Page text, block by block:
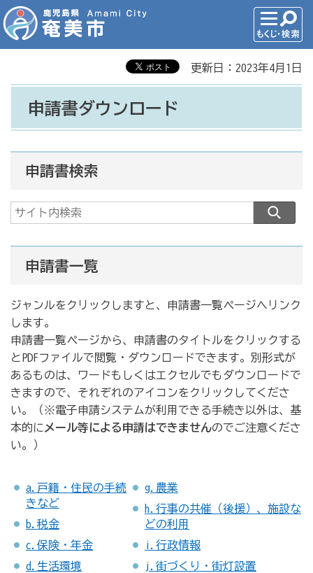
更新日：2023年4月1日
申請書ダウンロード
申請書検索
申請書一覧
ジャンルをクリックしますと、申請書一覧ページへリンク
します。
申請書一覧ページから、申請書のタイトルをクリックする
とPDFファイルで閲覧・ダウンロードできます。別形式が
あるものは、ワードもしくはエクセルでもダウンロードで
きますので、それぞれのアイコンをクリックしてくださ
い。（※電子申請システムが利用できる手続き以外は、基
本的に メール等による申請はできませんのでご注意くださ
い。）
a.戸籍・住民の手続
きなど
b.税金
c.保険・年金
d.生活環境
g.農業
h.行事の共催（後援）、施設な
どの利用
i.行政情報
j.街づくり・街灯設置